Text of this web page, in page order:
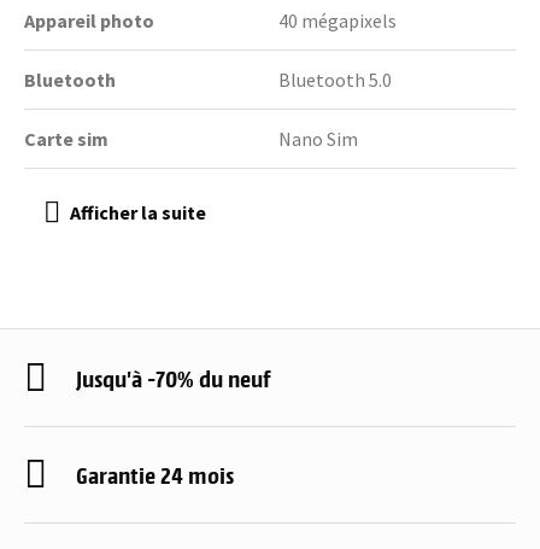
Appareil photo 40 mégapixels
Bluetooth Bluetooth 5.0
Carte sim Nano Sim
Jusqu'à -70% du neuf
Garantie 24 mois